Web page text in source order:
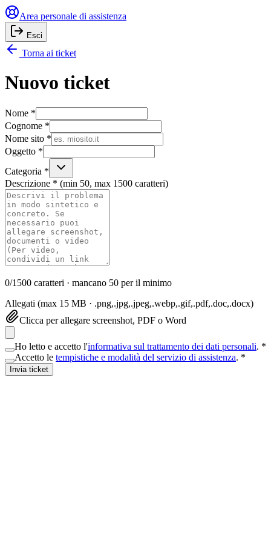
Area personale di assistenza
Esci
Torna ai ticket
Nuovo ticket
Nome *
Cognome *
Nome sito *
Oggetto *
Categoria *
Descrizione * (min 50, max 1500 caratteri)
0/1500 caratteri · mancano 50 per il minimo
Allegati (max 15 MB · .png,.jpg,.jpeg,.webp,.gif,.pdf,.doc,.docx)
Clicca per allegare screenshot, PDF o Word
Ho letto e accetto l'informativa sul trattamento dei dati personali. *
Accetto le tempistiche e modalità del servizio di assistenza. *
Invia ticket